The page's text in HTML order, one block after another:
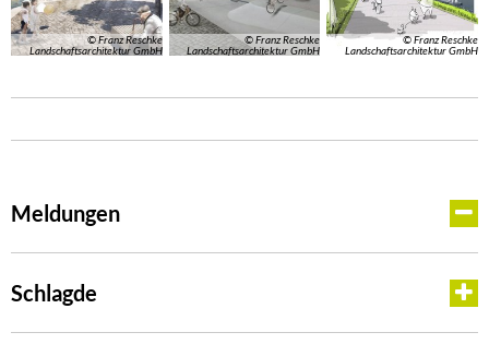
© Franz Reschke
Landschaftsarchitektur GmbH
© Franz Reschke
Landschaftsarchitektur GmbH
© Franz Reschke
Landschaftsarchitektur GmbH
Meldungen
Schlagde